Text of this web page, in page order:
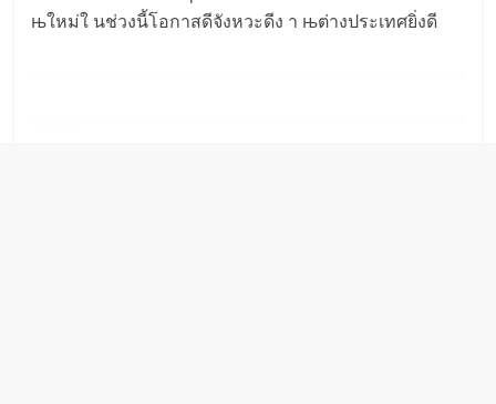
њใหม่ใ นช่วงนี้โอกาสดีจังหวะดีง า њต่างประเทศยิ่งดี